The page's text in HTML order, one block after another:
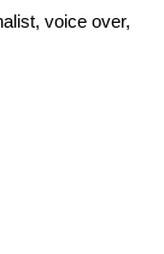
voice over,